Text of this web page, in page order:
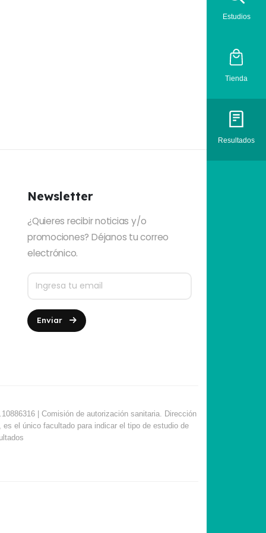
Newsletter
¿Quieres recibir noticias y/o
promociones? Déjanos tu correo
electrónico.
Enviar
| Comisión de autorización sanitaria. Dirección
el único facultado para indicar el tipo de estudio de
Estudios
Tienda
Resultados